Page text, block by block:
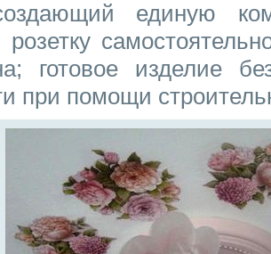
единую
розетку
готовое изделие
при помощи